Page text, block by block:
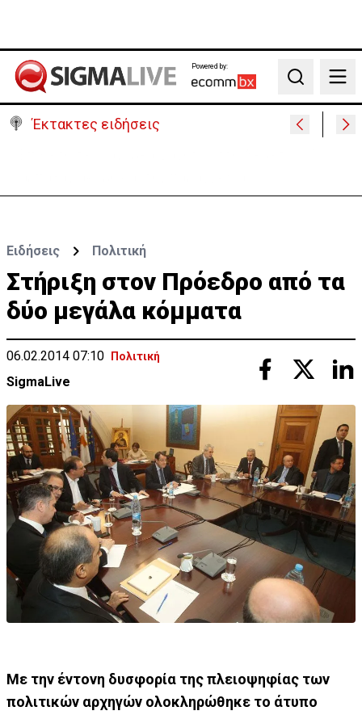
Powered by:
Search
Έκτακτες ειδήσεις
Ειδήσεις Πολιτική
Στήριξη στον Πρόεδρο από τα
δύο μεγάλα κόμματα
06.02.2014 07:10 Πολιτική
SigmaLive
Με την έντονη δυσφορία της πλειοψηφίας των
πολιτικών αρχηγών ολοκληρώθηκε το άτυπο